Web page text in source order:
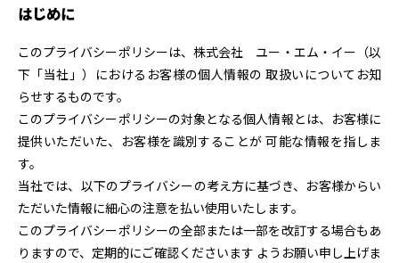
はじめに
このプライバシーポリシーは、株式会社 ユー・エム・イー（以
下「当社」）におけるお客様の個人情報の 取扱いについてお知
らせするものです。
このプライバシーポリシーの対象となる個人情報とは、お客様に
提供いただいた、お客様を識別することが 可能な情報を指しま
す。
当社では、以下のプライバシーの考え方に基づき、お客様からい
ただいた情報に細心の注意を払い使用いたします。
このプライバシーポリシーの全部または一部を改訂する場合もあ
りますので、定期的にご確認くださいます ようお願い申し上げま